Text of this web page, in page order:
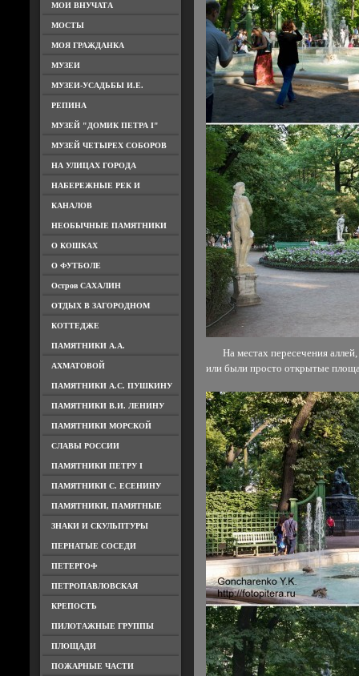
МОИ ВНУЧАТА
МОСТЫ
МОЯ ГРАЖДАНКА
МУЗЕИ
МУЗЕИ-УСАДЬБЫ И.Е.
РЕПИНА
МУЗЕЙ "ДОМИК ПЕТРА I"
МУЗЕЙ ЧЕТЫРЕХ СОБОРОВ
НА УЛИЦАХ ГОРОДА
НАБЕРЕЖНЫЕ РЕК И
КАНАЛОВ
НЕОБЫЧНЫЕ ПАМЯТНИКИ
О КОШКАХ
О ФУТБОЛЕ
Остров САХАЛИН
ОТДЫХ В ЗАГОРОДНОМ
КОТТЕДЖЕ
ПАМЯТНИКИ А.А.
АХМАТОВОЙ
ПАМЯТНИКИ А.С. ПУШКИНУ
ПАМЯТНИКИ В.И. ЛЕНИНУ
ПАМЯТНИКИ МОРСКОЙ
СЛАВЫ РОССИИ
ПАМЯТНИКИ ПЕТРУ I
ПАМЯТНИКИ С. ЕСЕНИНУ
ПАМЯТНИКИ, ПАМЯТНЫЕ
ЗНАКИ И СКУЛЬПТУРЫ
ПЕРНАТЫЕ СОСЕДИ
ПЕТЕРГОФ
ПЕТРОПАВЛОВСКАЯ
КРЕПОСТЬ
ПИЛОТАЖНЫЕ ГРУППЫ
ПЛОЩАДИ
ПОЖАРНЫЕ ЧАСТИ
На местах пересечения аллей,
или были просто открытые